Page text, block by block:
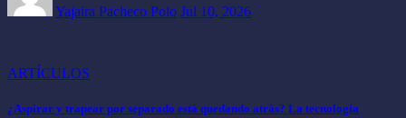
Yajaira Pacheco Polo Jul 10, 2026
ARTÍCULOS
¿Aspirar y trapear por separado está quedando atrás? La tecnología